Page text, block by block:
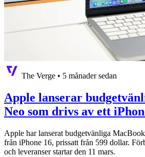
The Verge • 5 månader sedan
Apple lanserar
Neo som drivs av ett
Apple har lanserat budgetvänliga
från iPhone 16, prissatt från 599 dollar.
och leveranser startar den 11 mars.